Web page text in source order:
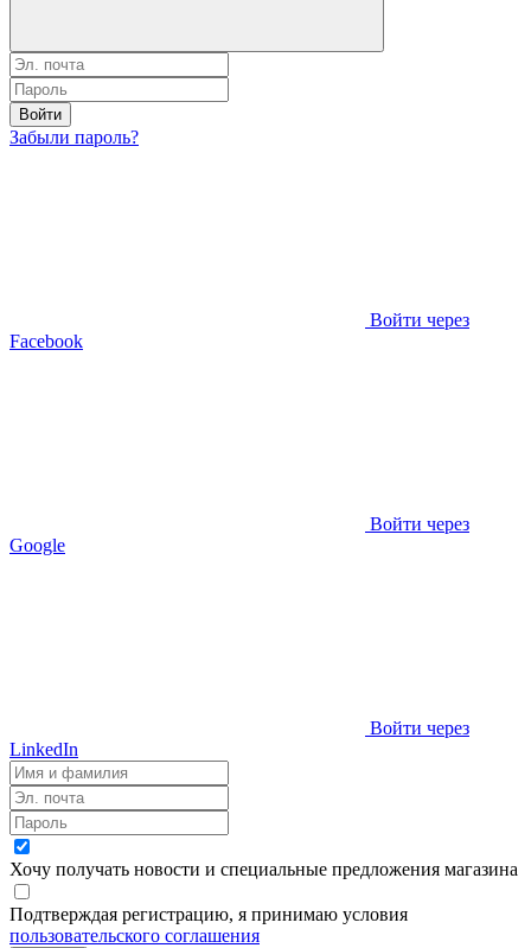
Войти
Забыли пароль?
Войти через
Facebook
Войти через
Google
Войти через
LinkedIn
Хочу получать новости и специальные предложения магазина
Подтверждая регистрацию, я принимаю условия
пользовательского соглашения